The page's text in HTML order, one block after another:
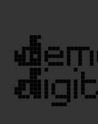
nouvel
onglet